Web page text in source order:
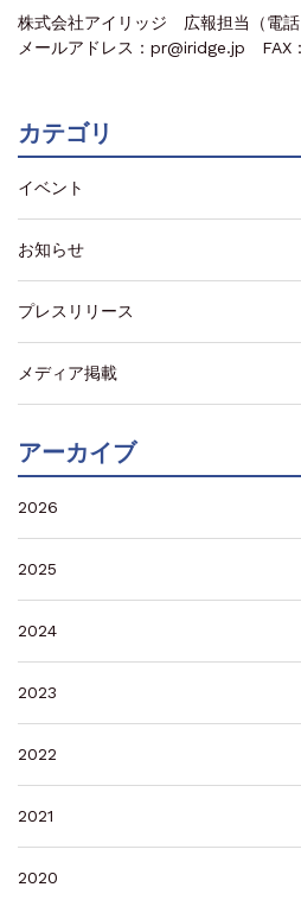
株式会社アイリッジ 広報担当（電話
メールアドレス：pr@iridge.jp FAX
カテゴリ
イベント
お知らせ
プレスリリース
メディア掲載
アーカイブ
2026
2025
2024
2023
2022
2021
2020